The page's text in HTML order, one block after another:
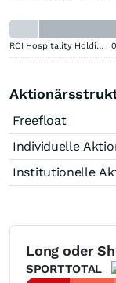
RCI Hospitality Holdings
Freefloat
Individuelle
Institutionelle
Long oder
SPORTTOTAL